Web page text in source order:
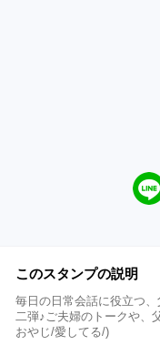
このスタンプの説明
毎日の日常会話に役立つ
二弾♪ご夫婦のトークや、
おやじ/愛してる/)